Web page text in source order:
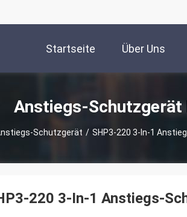
Startseite Über Uns
Anstiegs-Schutzgerät
Schutzgerät / SHP3-220 3-In-1
220 3-In-1 Anstiegs-